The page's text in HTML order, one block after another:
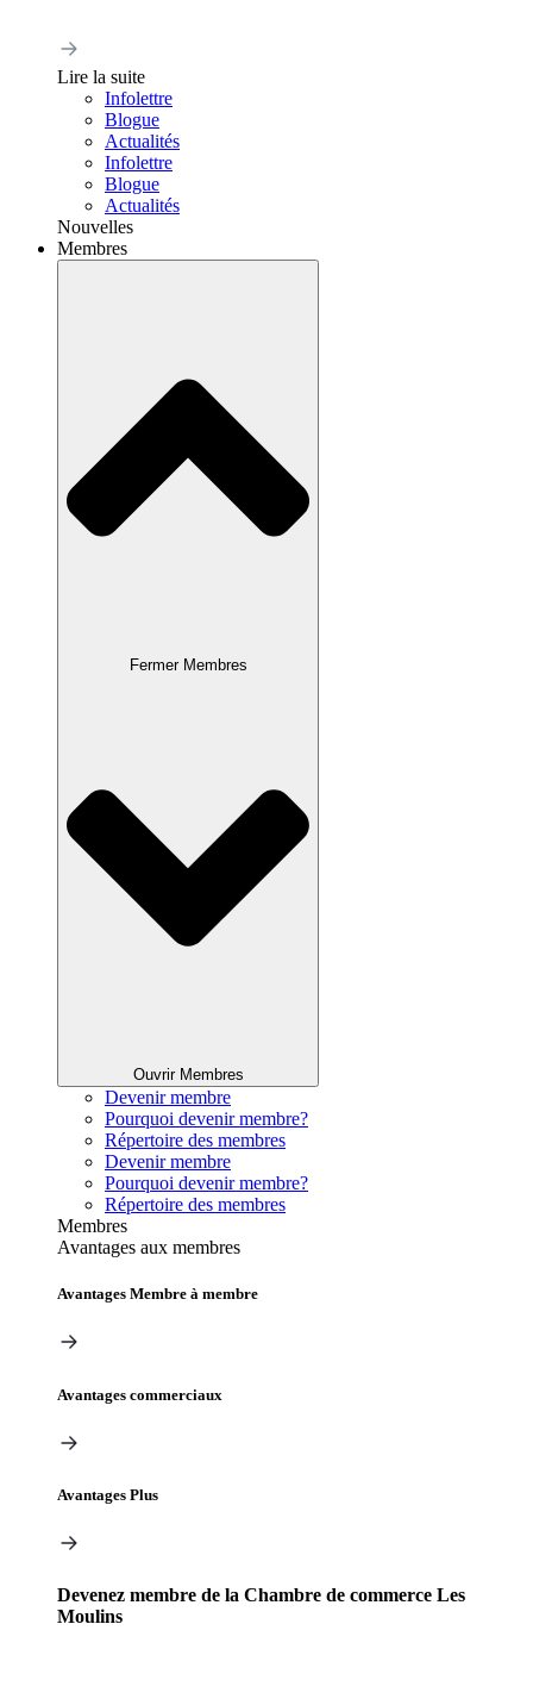
Lire la suite
Infolettre
Blogue
Actualités
Infolettre
Blogue
Actualités
Nouvelles
Membres
Fermer Membres
Ouvrir Membres
Devenir membre
Pourquoi devenir membre?
Répertoire des membres
Devenir membre
Pourquoi devenir membre?
Répertoire des membres
Membres
Avantages aux membres
Avantages Membre à membre
Avantages commerciaux
Avantages Plus
Devenez membre de la Chambre de commerce Les
Moulins